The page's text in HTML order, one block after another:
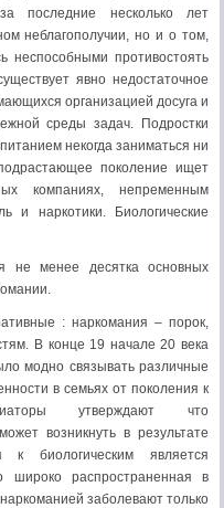
последние несколько лет
неблагополучии, но и о том,
неспособными противостоять
явно недостаточное
организацией досуга и
среды задач. Подростки
некогда заниматься ни
поколение ищет
компаниях, непременным
и наркотики. Биологические
не менее десятка основных
: наркомания – порок,
В конце 19 начале 20 века
модно связывать различные
в семьях от поколения к
утверждают что
возникнуть в результате
к биологическим является
широко распространенная в
заболевают только